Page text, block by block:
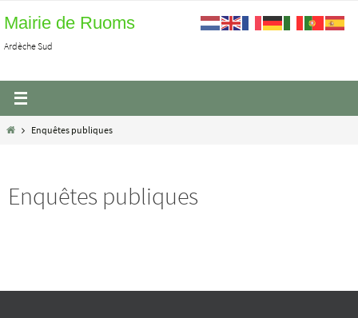
vers
le
Mairie de Ruoms
Ardèche Sud
HomeEnquêtes publiques
Enquêtes publiques